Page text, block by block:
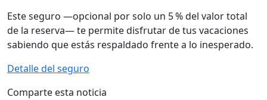
Este seguro —opcional por solo un 5 % del valor total
de la reserva— te permite disfrutar de tus vacaciones
sabiendo que estás respaldado frente a lo inesperado.
Detalle del seguro
Comparte esta noticia